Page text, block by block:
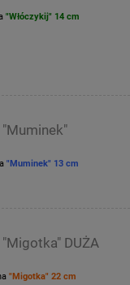
"Włóczykij" 14 cm
"Muminek" 13 cm
DUŻA
"Migotka" 22 cm